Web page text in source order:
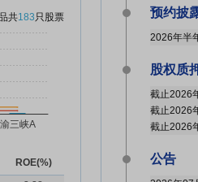
共183只股票
ROE(%)
预约披
2026年半
股权质
公告